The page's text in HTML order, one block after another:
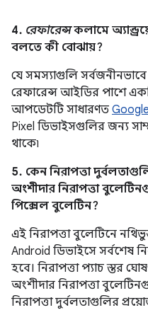
4. রেফারেন্সকলামে
বলতে কী বোঝায়?
যে সমস্যাগুলি
রেফারেন্স আইডির পাশে
আপডেটটি সাধারণত
Pixel ডিভাইসগুলির জন্য
থাকে৷
5. কেন নিরাপত্তা
অংশীদার নিরাপত্তা
পিক্সেল বুলেটিন?
এই নিরাপত্তা বুলেটিনে
Android ডিভাইসে সর্বশেষ
হবে। নিরাপত্তা প্যাচ স্তর
অংশীদার নিরাপত্তা
নিরাপত্তা দুর্বলতাগুলির